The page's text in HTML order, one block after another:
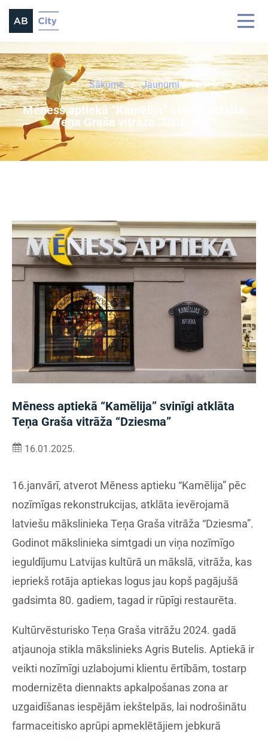
Sākums Jaunumi
Mēness aptiekā “Kamēlija” svinīgi atklāta
Teņa Graša vitrāža “Dziesma”
Mēness aptiekā “Kamēlija” svinīgi atklāta
Teņa Graša vitrāža “Dziesma”
16.01.2025.
16.janvārī, atverot Mēness aptieku “Kamēlija” pēc
nozīmīgas rekonstrukcijas, atklāta ievērojamā
latviešu mākslinieka Teņa Graša vitrāža “Dziesma”.
Godinot mākslinieka simtgadi un viņa nozīmīgo
ieguldījumu Latvijas kultūrā un mākslā, vitrāža, kas
iepriekš rotāja aptiekas logus jau kopš pagājušā
gadsimta 80. gadiem, tagad ir rūpīgi restaurēta.
Kultūrvēsturisko Teņa Graša vitrāžu 2024. gadā
atjaunoja stikla mākslinieks Agris Butelis. Aptiekā ir
veikti nozīmīgi uzlabojumi klientu ērtībām, tostarp
modernizēta diennakts apkalpošanas zona ar
uzgaidīšanas iespējām iekštelpās, lai nodrošinātu
farmaceitisko aprūpi apmeklētājiem jebkurā